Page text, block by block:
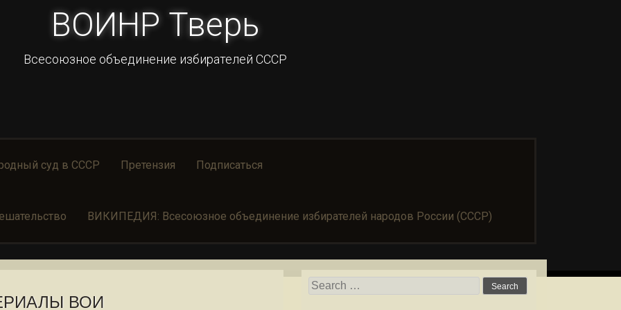
ВОИНР Тверь
Всесоюзное объединение избирателей СССР
суд в СССР Претензия Подписаться
ВИКИПЕДИЯ: Всесоюзное объединение избирателей народов России (СССР)
ВОИ
Search for: